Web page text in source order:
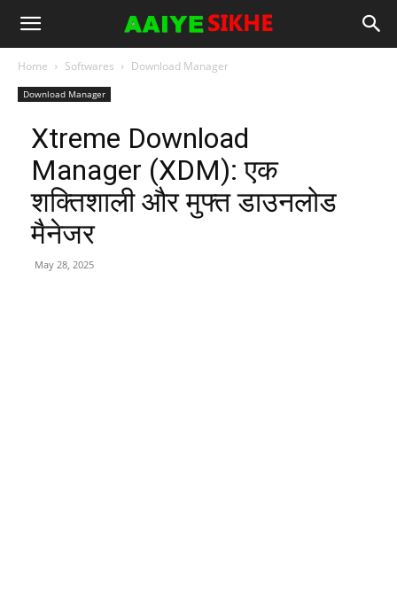
Home Softwares Download Manager
Download Manager
Xtreme Download
Manager (XDM): एक
शक्तिशाली और मुफ्त डाउनलोड
मैनेजर
May 28, 2025